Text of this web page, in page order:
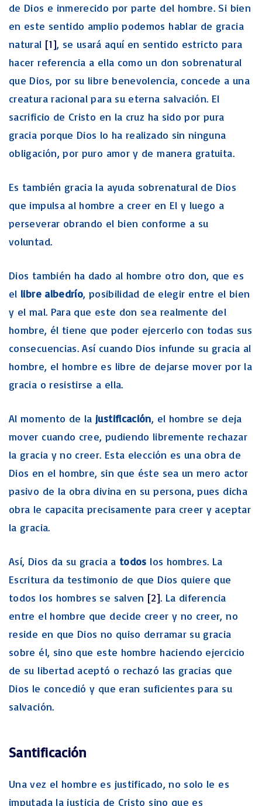
de Dios e inmerecido por parte del hombre. Si bien
en este sentido amplio podemos hablar de gracia
natural [1], se usará aquí en sentido estricto para
hacer referencia a ella como un don sobrenatural
que Dios, por su libre benevolencia, concede a una
creatura racional para su eterna salvación. El
sacrificio de Cristo en la cruz ha sido por pura
gracia porque Dios lo ha realizado sin ninguna
obligación, por puro amor y de manera gratuita.
Es también gracia la ayuda sobrenatural de Dios
que impulsa al hombre a creer en El y luego a
perseverar obrando el bien conforme a su
voluntad.
Dios también ha dado al hombre otro don, que es
el libre albedrío, posibilidad de elegir entre el bien
y el mal. Para que este don sea realmente del
hombre, él tiene que poder ejercerlo con todas sus
consecuencias. Así cuando Dios infunde su gracia al
hombre, el hombre es libre de dejarse mover por la
gracia o resistirse a ella.
Al momento de la justificación, el hombre se deja
mover cuando cree, pudiendo libremente rechazar
la gracia y no creer. Esta elección es una obra de
Dios en el hombre, sin que éste sea un mero actor
pasivo de la obra divina en su persona, pues dicha
obra le capacita precisamente para creer y aceptar
la gracia.
Así, Dios da su gracia a todos los hombres. La
Escritura da testimonio de que Dios quiere que
todos los hombres se salven [2]. La diferencia
entre el hombre que decide creer y no creer, no
reside en que Dios no quiso derramar su gracia
sobre él, sino que este hombre haciendo ejercicio
de su libertad aceptó o rechazó las gracias que
Dios le concedió y que eran suficientes para su
salvación.
Santificación
Una vez el hombre es justificado, no solo le es
imputada la justicia de Cristo sino que es